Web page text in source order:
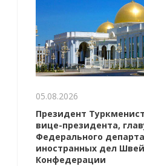
05.08.2026
Президент
вице-президента,
Федерального
иностранных дел
Конфедерации